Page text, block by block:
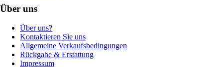
Über uns
Über uns?
Kontaktieren Sie uns
Allgemeine Verkaufsbedingungen
Rückgabe & Erstattung
Impressum